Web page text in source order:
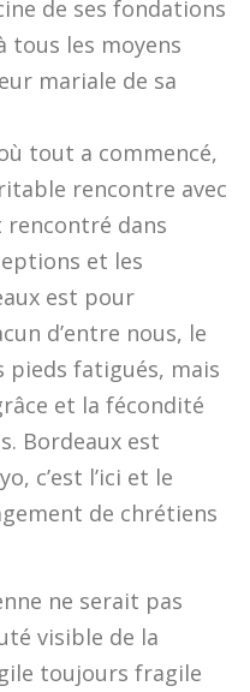
de ses fondations
tous les moyens
mariale de sa
tout a commencé,
rencontre avec
rencontré dans
et les
est pour
d’entre nous, le
pieds fatigués, mais
et la fécondité
Bordeaux est
c’est l’ici et le
de chrétiens
ne serait pas
visible de la
toujours fragile